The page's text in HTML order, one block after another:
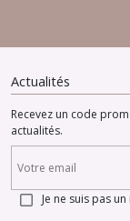
Actualités
Recevez un code
actualités.
Je ne suis pas